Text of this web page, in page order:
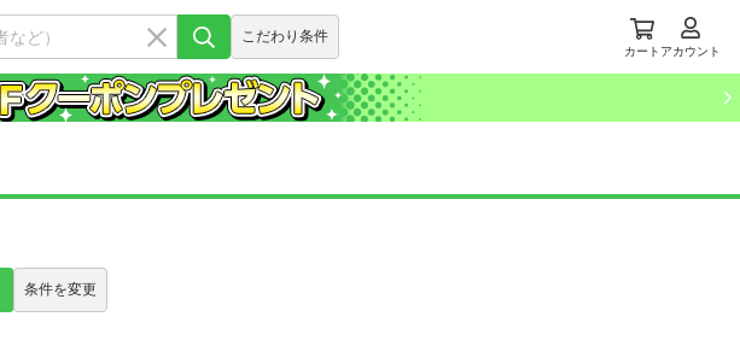
こだわり条件
カート アカウント
条件を変更